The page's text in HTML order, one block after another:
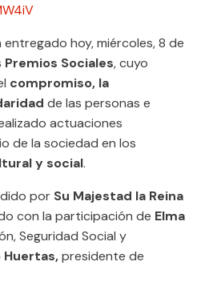
entregado hoy, miércoles, 8 de
Premios Sociales, cuyo
compromiso, la
de las personas e
actuaciones
de la sociedad en los
y social.
por Su Majestad la Reina
con la participación de Elma
Seguridad Social y
presidente de